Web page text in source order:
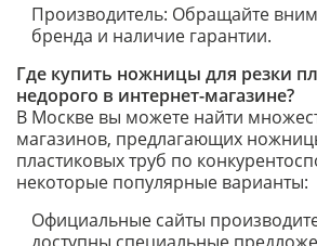
Производитель: Обращайте
бренда и наличие гарантии.
Где купить ножницы для резки
недорого в интернет-магазине?
В Москве вы можете найти
магазинов, предлагающих
пластиковых труб по
некоторые популярные варианты:
Официальные сайты